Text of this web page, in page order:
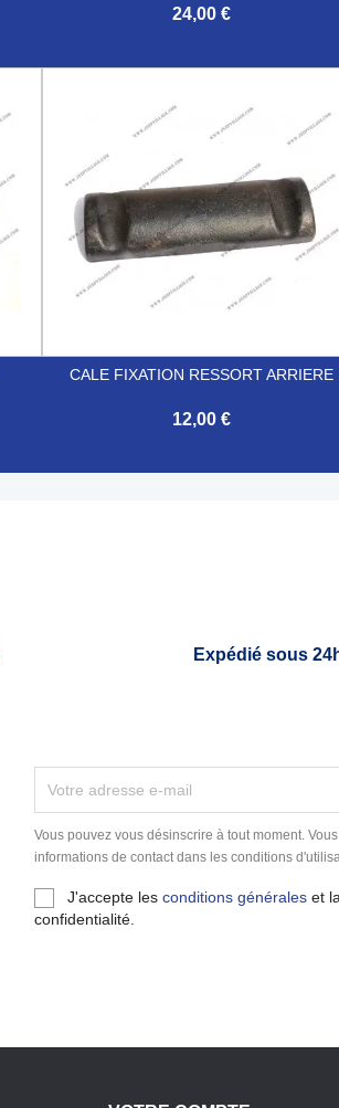
24,00 €
CALE FIXATION RESSORT ARRIERE
12,00 €
Expédié sous
Vous pouvez vous désinscrire à tout moment.
informations de contact dans les conditions
J'accepte lesconditions générales et
confidentialité.